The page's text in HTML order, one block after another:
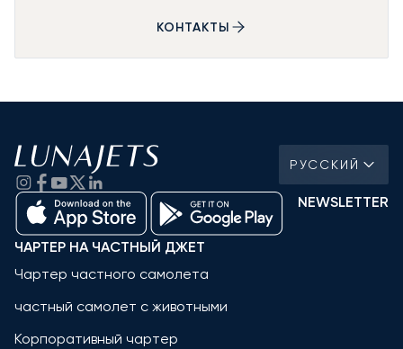
КОНТАКТЫ
РУССКИЙ
NEWSLETTER
ЧАРТЕР НА ЧАСТНЫЙ ДЖЕТ
Чартер частного самолета
частный самолет с животными
Корпоративный чартер